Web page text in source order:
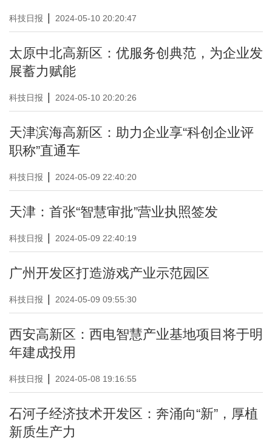
科技日报 2024-05-10 20:20:47
太原中北高新区：优服务创典范，为企业发
展蓄力赋能
科技日报 2024-05-10 20:20:26
天津滨海高新区：助力企业享“科创企业评
职称”直通车
科技日报 2024-05-09 22:40:20
天津：首张“智慧审批”营业执照签发
科技日报 2024-05-09 22:40:19
广州开发区打造游戏产业示范园区
科技日报 2024-05-09 09:55:30
西安高新区：西电智慧产业基地项目将于明
年建成投用
科技日报 2024-05-08 19:16:55
石河子经济技术开发区：奔涌向“新”，厚植
新质生产力